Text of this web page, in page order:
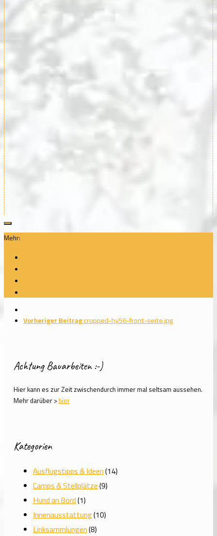
Mehr:
Vorheriger Beitragcropped-hy56-front-seite.jpg
Achtung Bauarbeiten :-)
Hier kann es zur Zeit zwischendurch immer mal seltsam aussehen.
Mehr darüber >hier
Kategorien
Ausflugstipps & Ideen(14)
Camps & Stellplätze(9)
Hund an Bord(1)
Innenausstattung(10)
Linksammlungen(8)